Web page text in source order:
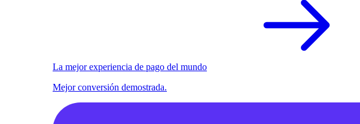
La mejor experiencia de pago del mundo
Mejor conversión demostrada.